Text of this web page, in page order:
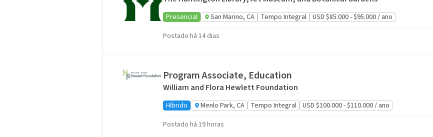
Presencial San Marino, CA Tempo Integral
USD $85.000 - $95.000 / ano
Postado há 14 dias
Program Associate, Education
William and Flora Hewlett Foundation
Híbrido Menlo Park, CA Tempo Integral
USD $100.000 - $110.000 / ano
Postado há 19 horas